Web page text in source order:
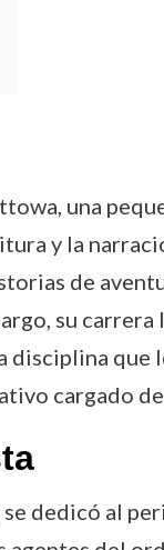
una
y la
de
su
cargado
dedicó al